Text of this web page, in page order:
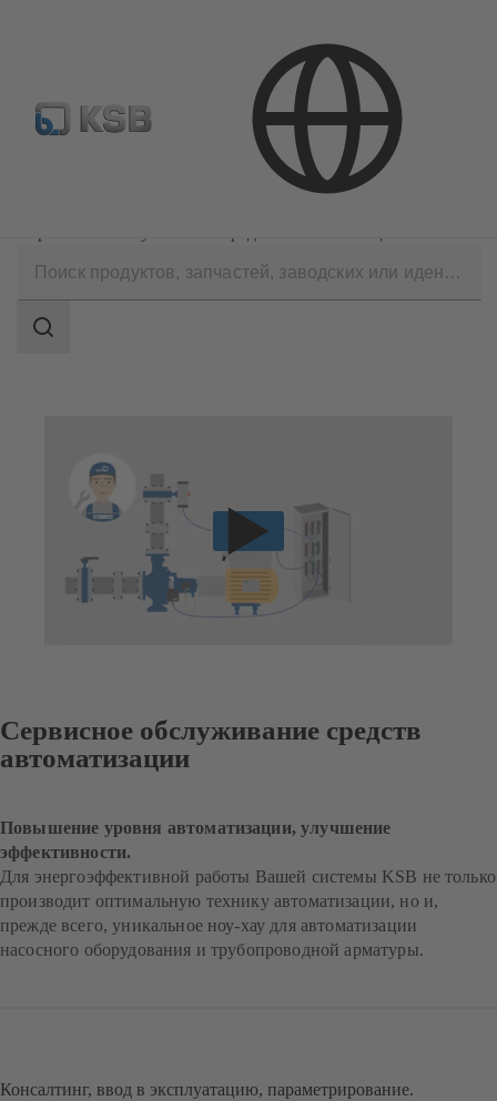
Где купить?
поиска
Область
Сервисное обслуживание средств
автоматизации
Повышение уровня автоматизации, улучшение
эффективности.
Для энергоэффективной работы Вашей системы KSB не только
производит оптимальную технику автоматизации, но и,
прежде всего, уникальное ноу-хау для автоматизации
насосного оборудования и трубопроводной арматуры.
Консалтинг, ввод в эксплуатацию, параметрирование.